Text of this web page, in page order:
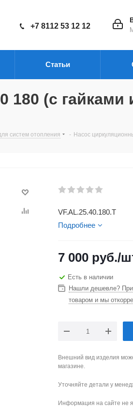
+7 8112 53 12 12
Статьи
180 (с гайками
систем отопления - Насос
VF.AL.25.40.180.Т
Подробнее
7 000 руб./
Есть в наличии
Нашли дешевле?
товаром и мы
Внешний вид изделия
магазине.
Уточняйте детали у
Информация на сайте не